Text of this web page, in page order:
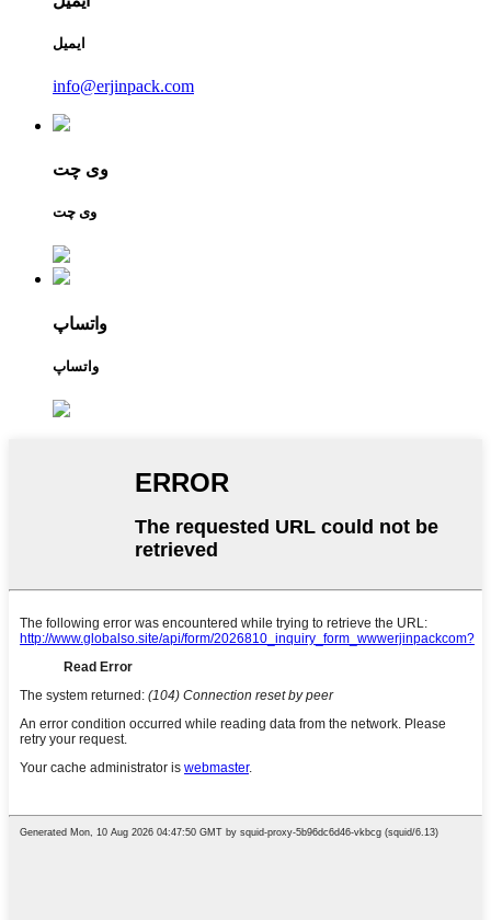
ایمیل
info@erjinpack.com
وی چت
وی چت
واتساپ
واتساپ